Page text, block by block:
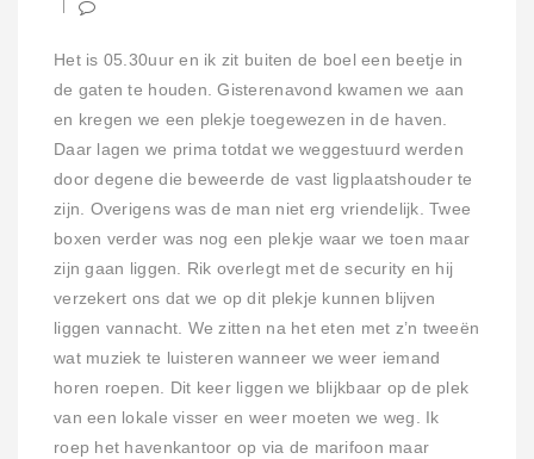
Het is 05.30uur en ik zit buiten de boel een beetje in
de gaten te houden. Gisterenavond kwamen we aan
en kregen we een plekje toegewezen in de haven.
Daar lagen we prima totdat we weggestuurd werden
door degene die beweerde de vast ligplaatshouder te
zijn. Overigens was de man niet erg vriendelijk. Twee
boxen verder was nog een plekje waar we toen maar
zijn gaan liggen. Rik overlegt met de security en hij
verzekert ons dat we op dit plekje kunnen blijven
liggen vannacht. We zitten na het eten met z’n tweeën
wat muziek te luisteren wanneer we weer iemand
horen roepen. Dit keer liggen we blijkbaar op de plek
van een lokale visser en weer moeten we weg. Ik
roep het havenkantoor op via de marifoon maar